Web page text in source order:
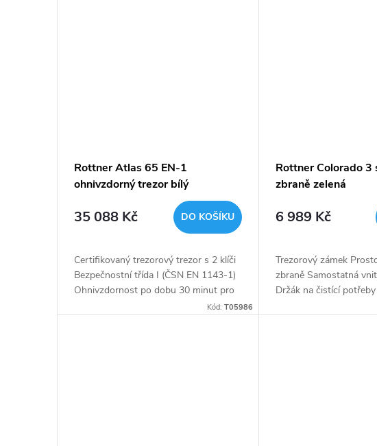
Rottner Atlas 65 EN-1
ohnivzdorný trezor bílý
35 088 Kč DO KOŠÍKU
Certifikovaný trezorový trezor s 2 klíči
Bezpečnostní třída I (ČSN EN 1143-1)
Ohnivzdornost po dobu 30 minut pro
papír Vnitřní schránka Polička uvnitř
Kód:T05986
Rottner Colorado 3
zbraně zelená
6 989 Kč
Trezorový zámek
zbraně Samostatná
Držák na čistící